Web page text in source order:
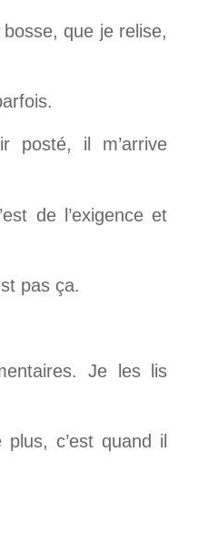
que je relise,
posté, il m’arrive
de l’exigence et
pas ça.
Je les lis
c’est quand il